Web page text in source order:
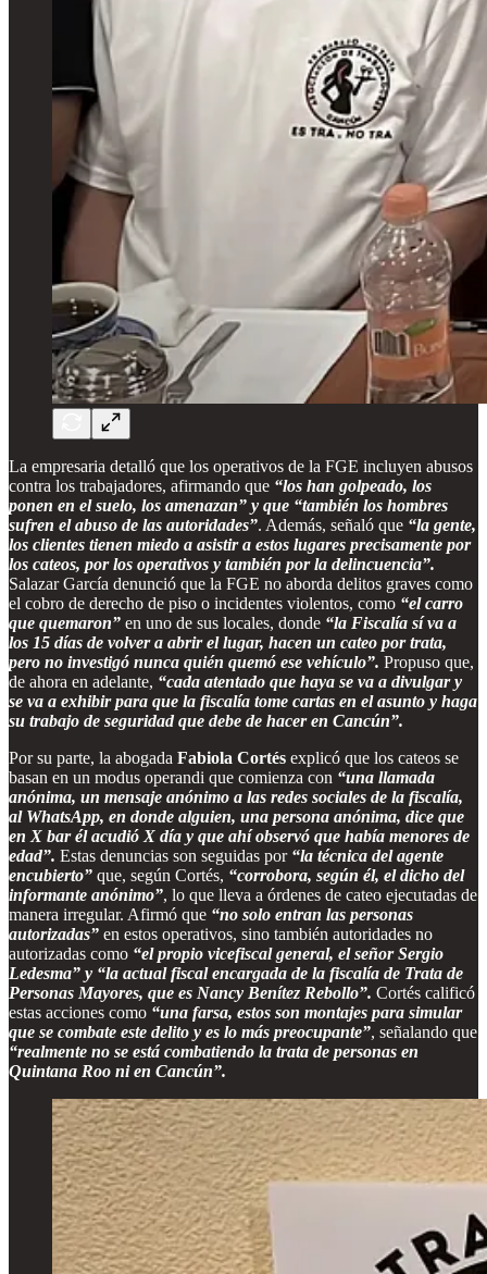
La empresaria detalló que los operativos de la FGE incluyen abusos
contra los trabajadores, afirmando que “los han golpeado, los
ponen en el suelo, los amenazan” y que “también los hombres
sufren el abuso de las autoridades”. Además, señaló que “la gente,
los clientes tienen miedo a asistir a estos lugares precisamente por
los cateos, por los operativos y también por la delincuencia”.
Salazar García denunció que la FGE no aborda delitos graves como
el cobro de derecho de piso o incidentes violentos, como “el carro
que quemaron” en uno de sus locales, donde “la Fiscalía sí va a
los 15 días de volver a abrir el lugar, hacen un cateo por trata,
pero no investigó nunca quién quemó ese vehículo”. Propuso que,
de ahora en adelante, “cada atentado que haya se va a divulgar y
se va a exhibir para que la fiscalía tome cartas en el asunto y haga
su trabajo de seguridad que debe de hacer en Cancún”.
Por su parte, la abogada Fabiola Cortés explicó que los cateos se
basan en un modus operandi que comienza con “una llamada
anónima, un mensaje anónimo a las redes sociales de la fiscalía,
al WhatsApp, en donde alguien, una persona anónima, dice que
en X bar él acudió X día y que ahí observó que había menores de
edad”. Estas denuncias son seguidas por “la técnica del agente
encubierto” que, según Cortés, “corrobora, según él, el dicho del
informante anónimo”, lo que lleva a órdenes de cateo ejecutadas de
manera irregular. Afirmó que “no solo entran las personas
autorizadas” en estos operativos, sino también autoridades no
autorizadas como “el propio vicefiscal general, el señor Sergio
Ledesma” y “la actual fiscal encargada de la fiscalía de Trata de
Personas Mayores, que es Nancy Benítez Rebollo”. Cortés calificó
estas acciones como “una farsa, estos son montajes para simular
que se combate este delito y es lo más preocupante”, señalando que
“realmente no se está combatiendo la trata de personas en
Quintana Roo ni en Cancún”.